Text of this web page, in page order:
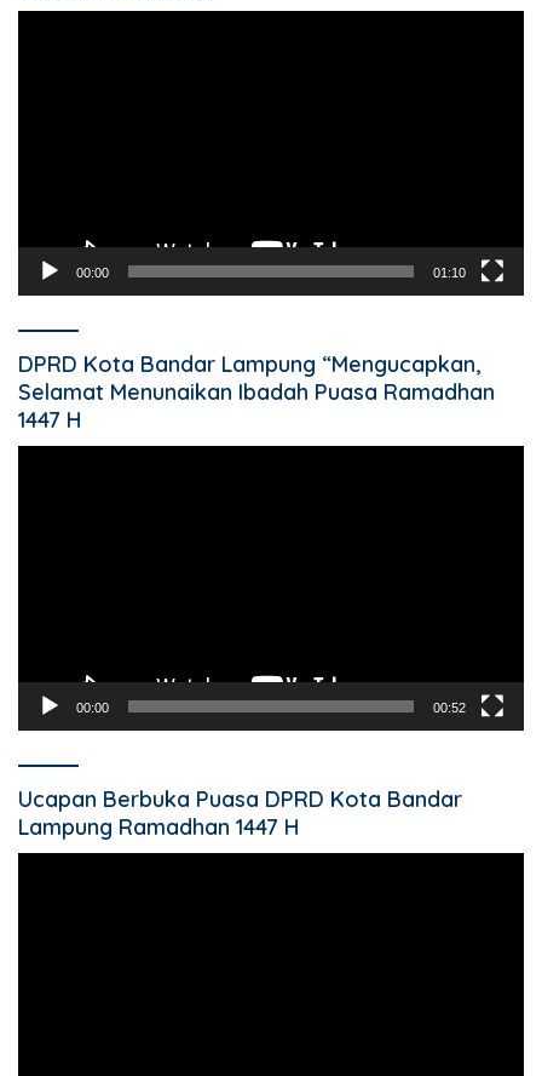
00:00 01:10
DPRD Kota Bandar Lampung “Mengucapkan,
Selamat Menunaikan Ibadah Puasa Ramadhan
1447 H
00:00 00:52
Ucapan Berbuka Puasa DPRD Kota Bandar
Lampung Ramadhan 1447 H